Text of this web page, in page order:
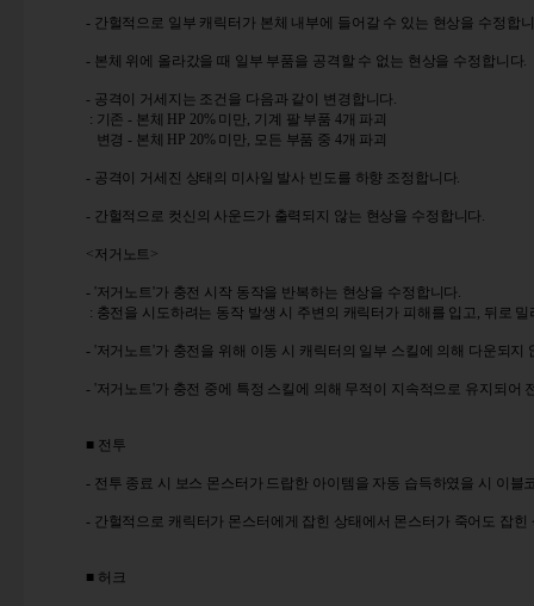
- 간헐적으로 일부 캐릭터가 본체 내부에 들어갈 수 있는 현상을 수정합
- 본체 위에 올라갔을 때 일부 부품을 공격할 수 없는 현상을 수정합니다.
- 공격이 거세지는 조건을 다음과 같이 변경합니다.
: 기존 - 본체 HP 20% 미만, 기계 팔 부품 4개 파괴
변경 - 본체 HP 20% 미만, 모든 부품 중 4개 파괴
- 공격이 거세진 상태의 미사일 발사 빈도를 하향 조정합니다.
- 간헐적으로 컷신의 사운드가 출력되지 않는 현상을 수정합니다.
<저거노트>
- '저거노트'가 충전 시작 동작을 반복하는 현상을 수정합니다.
: 충전을 시도하려는 동작 발생 시 주변의 캐릭터가 피해를 입고, 뒤로
- '저거노트'가 충전을 위해 이동 시 캐릭터의 일부 스킬에 의해 다운되지
- '저거노트'가 충전 중에 특정 스킬에 의해 무적이 지속적으로 유지되어
■ 전투
- 전투 종료 시 보스 몬스터가 드랍한 아이템을 자동 습득하였을 시 이블
- 간헐적으로 캐릭터가 몬스터에게 잡힌 상태에서 몬스터가 죽어도 잡
■ 허크